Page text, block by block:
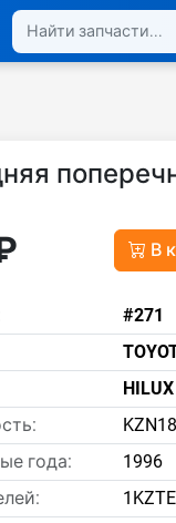
В
#271
года:
1996
1KZTE